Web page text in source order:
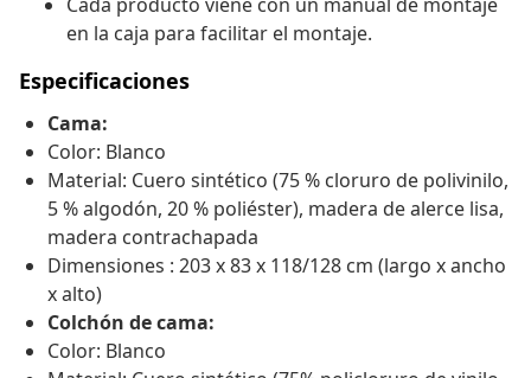
en la caja para facilitar el montaje.
Especificaciones
Cama:
Color: Blanco
Material: Cuero sintético (75 % cloruro de polivinilo,
5 % algodón, 20 % poliéster), madera de alerce lisa,
madera contrachapada
Dimensiones : 203 x 83 x 118/128 cm (largo x ancho
x alto)
Colchón de cama:
Color: Blanco